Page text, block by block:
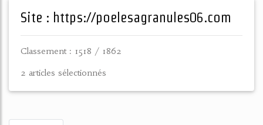
Site : https://poelesagranules06.com
Classement : 1518 / 1862
2 articles sélectionnés